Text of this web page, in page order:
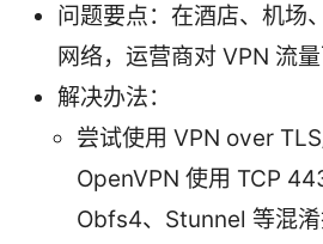
问题要点：在酒店、机场
网络，运营商对 VPN 流量
解决办法：
尝试使用 VPN over
OpenVPN 使用 TCP
Obfs4、Stunnel 等混